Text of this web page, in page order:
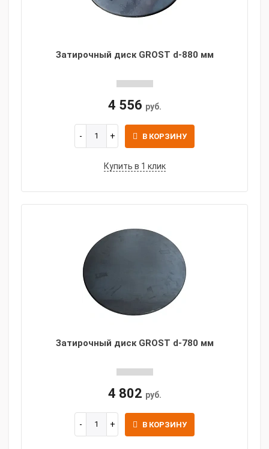
Затирочный диск GROST d-880 мм
4 556 руб.
В КОРЗИНУ
Купить в 1 клик
Затирочный диск GROST d-780 мм
4 802 руб.
В КОРЗИНУ